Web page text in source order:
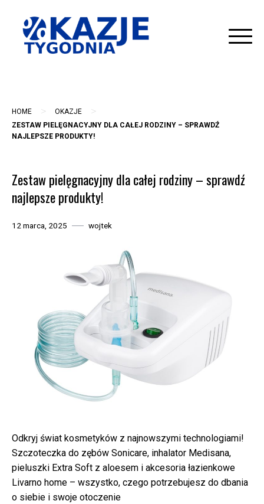
content
HOME > OKAZJE >
ZESTAW PIELĘGNACYJNY DLA CAŁEJ RODZINY – SPRAWDŹ
NAJLEPSZE PRODUKTY!
Zestaw pielęgnacyjny dla całej rodziny – sprawdź
najlepsze produkty!
12 marca, 2025 wojtek
Odkryj świat kosmetyków z najnowszymi technologiami!
Szczoteczka do zębów Sonicare, inhalator Medisana,
pieluszki Extra Soft z aloesem i akcesoria łazienkowe
Livarno home – wszystko, czego potrzebujesz do dbania
o siebie i swoje otoczenie